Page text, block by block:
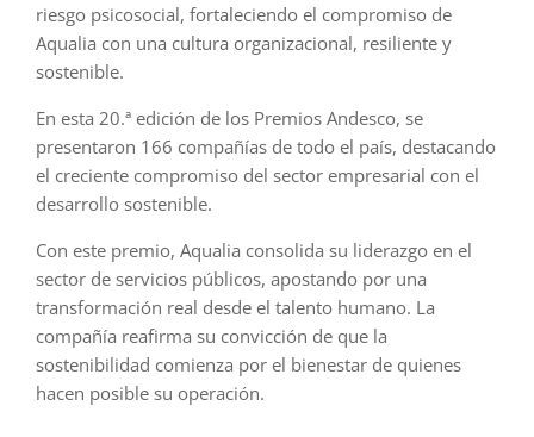
riesgo psicosocial, fortaleciendo el compromiso de
Aqualia con una cultura organizacional, resiliente y
sostenible.
En esta 20.ª edición de los Premios Andesco, se
presentaron 166 compañías de todo el país, destacando
el creciente compromiso del sector empresarial con el
desarrollo sostenible.
Con este premio, Aqualia consolida su liderazgo en el
sector de servicios públicos, apostando por una
transformación real desde el talento humano. La
compañía reafirma su convicción de que la
sostenibilidad comienza por el bienestar de quienes
hacen posible su operación.